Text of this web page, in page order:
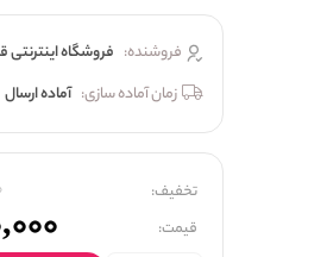
فروشنده: فروشگاه
زمان آماده سازی: آماده ارسال
تخفیف:
قیمت: